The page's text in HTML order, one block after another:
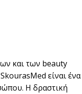
και των beauty
είναι ένα
H δραστική